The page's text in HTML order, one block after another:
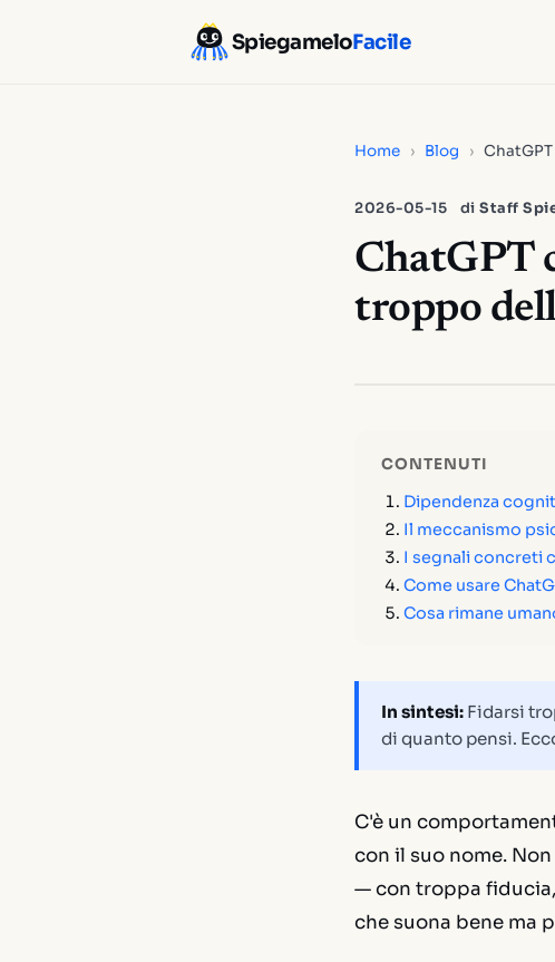
SpiegameloFacile
Home › Blog ›
2026-05-15 di Staff
ChatGPT
troppo
CONTENUTI
Dipendenza
Il meccanismo
I segnali concreti
Come usare
Cosa rimane
In sintesi: Fidarsi
di quanto pensi.
C'è un
con il suo nome.
— con troppa
che suona bene ma